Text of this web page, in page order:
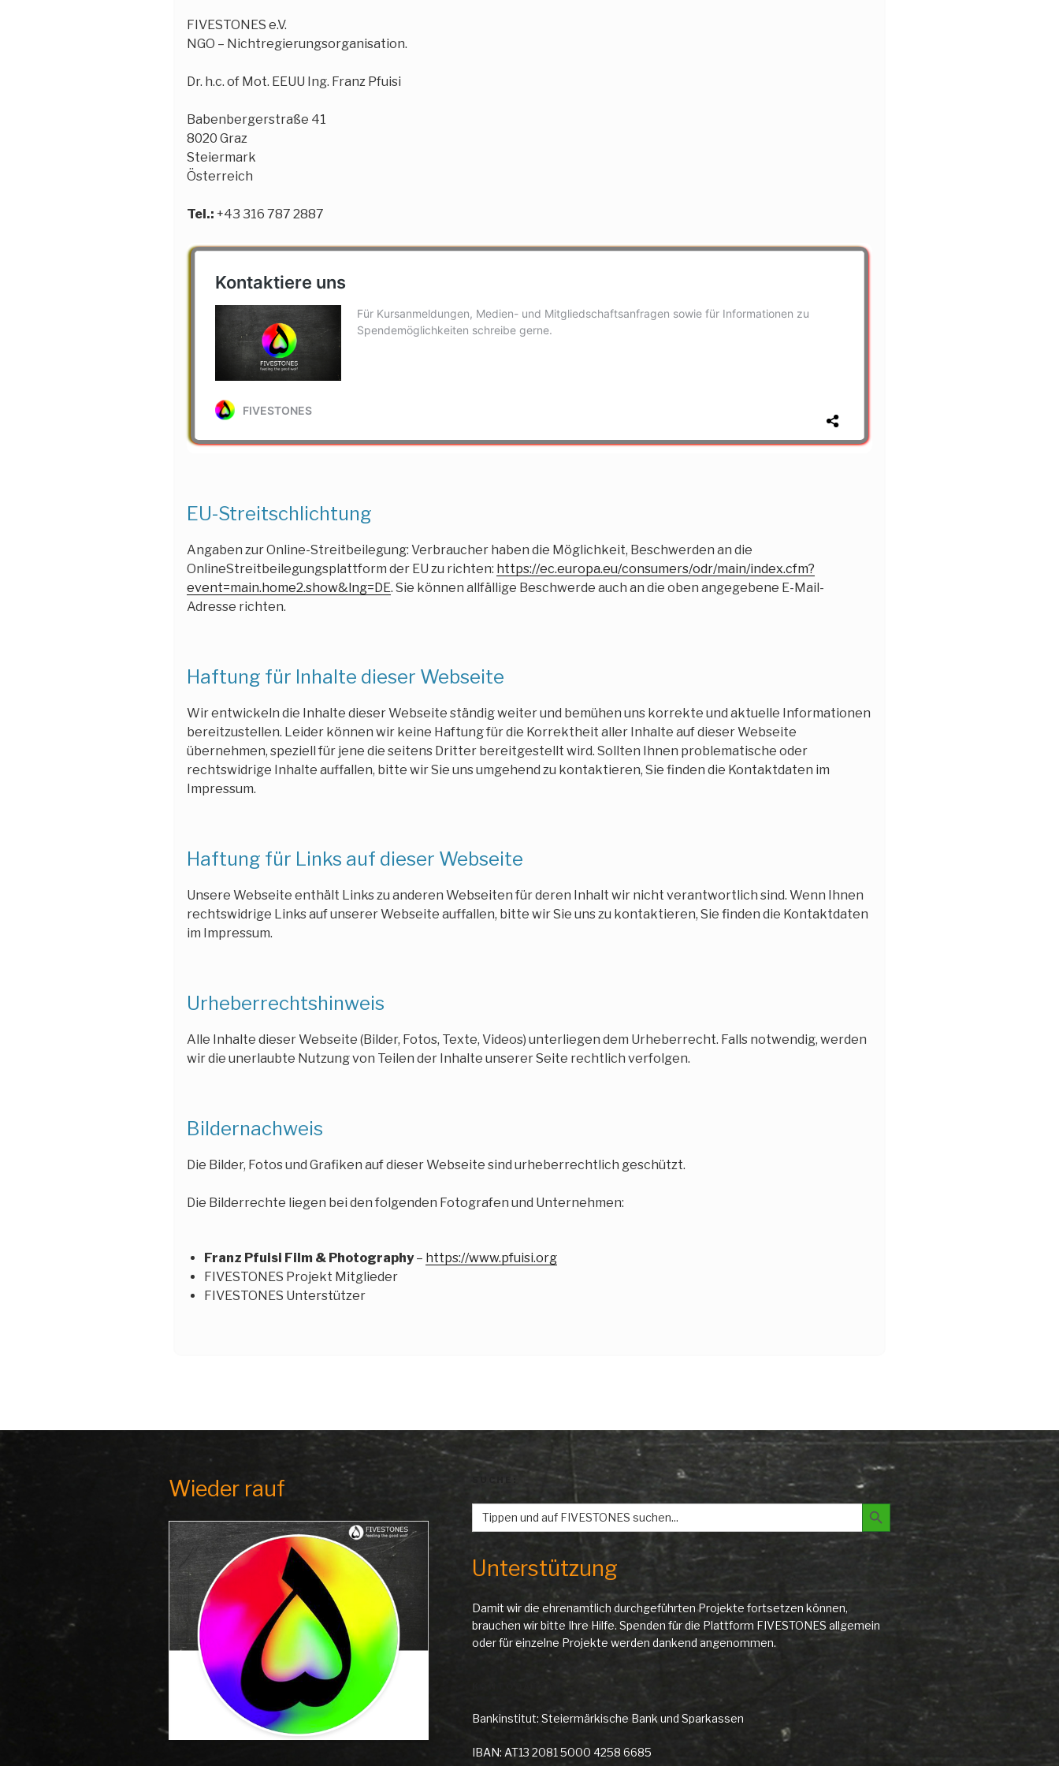
FIVESTONES e.V.
NGO – Nichtregierungsorganisation.
Dr. h.c. of Mot. EEUU Ing. Franz Pfuisi
Babenbergerstraße 41
8020 Graz
Steiermark
Österreich
Tel.: +43 316 787 2887
EU-Streitschlichtung
Angaben zur Online-Streitbeilegung: Verbraucher haben die Möglichkeit, Beschwerden an die
OnlineStreitbeilegungsplattform der EU zu richten: https://ec.europa.eu/consumers/odr/main/index.cfm?
event=main.home2.show&lng=DE. Sie können allfällige Beschwerde auch an die oben angegebene E-Mail-
Adresse richten.
Haftung für Inhalte dieser Webseite
Wir entwickeln die Inhalte dieser Webseite ständig weiter und bemühen uns korrekte und aktuelle Informationen
bereitzustellen. Leider können wir keine Haftung für die Korrektheit aller Inhalte auf dieser Webseite
übernehmen, speziell für jene die seitens Dritter bereitgestellt wird. Sollten Ihnen problematische oder
rechtswidrige Inhalte auffallen, bitte wir Sie uns umgehend zu kontaktieren, Sie finden die Kontaktdaten im
Impressum.
Haftung für Links auf dieser Webseite
Unsere Webseite enthält Links zu anderen Webseiten für deren Inhalt wir nicht verantwortlich sind. Wenn Ihnen
rechtswidrige Links auf unserer Webseite auffallen, bitte wir Sie uns zu kontaktieren, Sie finden die Kontaktdaten
im Impressum.
Urheberrechtshinweis
Alle Inhalte dieser Webseite (Bilder, Fotos, Texte, Videos) unterliegen dem Urheberrecht. Falls notwendig, werden
wir die unerlaubte Nutzung von Teilen der Inhalte unserer Seite rechtlich verfolgen.
Bildernachweis
Die Bilder, Fotos und Grafiken auf dieser Webseite sind urheberrechtlich geschützt.
Die Bilderrechte liegen bei den folgenden Fotografen und Unternehmen:
Franz Pfuisi Film & Photography– https://www.pfuisi.org
FIVESTONES Projekt Mitglieder
FIVESTONES Unterstützer
Wieder rauf
Search
for:
Search Button
Unterstützung
Damit wir die ehrenamtlich durchgeführten Projekte fortsetzen können,
brauchen wir bitte Ihre Hilfe. Spenden für die Plattform FIVESTONES allgemein
oder für einzelne Projekte werden dankend angenommen.
Bankinstitut: Steiermärkische Bank und Sparkassen
IBAN: AT13 2081 5000 4258 6685